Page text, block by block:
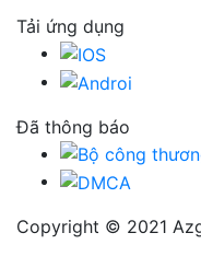
Tải ứng dụng
Đã thông báo
Copyright © 2021